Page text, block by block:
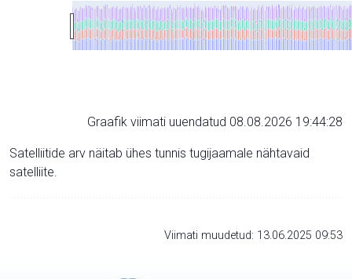
Graafik viimati uuendatud 08.08.2026 19:44:28
Satelliitide arv näitab ühes tunnis tugijaamale nähtavaid
satelliite.
Viimati muudetud: 13.06.2025 09:53